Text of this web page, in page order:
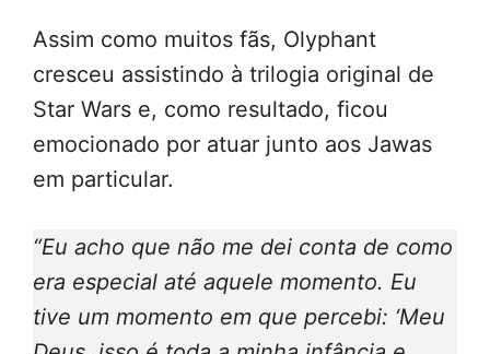
Assim como muitos fãs, Olyphant
cresceu assistindo à trilogia original de
Star Wars e, como resultado, ficou
emocionado por atuar junto aos Jawas
em particular.
“Eu acho que não me dei conta de como
era especial até aquele momento. Eu
tive um momento em que percebi: ‘Meu